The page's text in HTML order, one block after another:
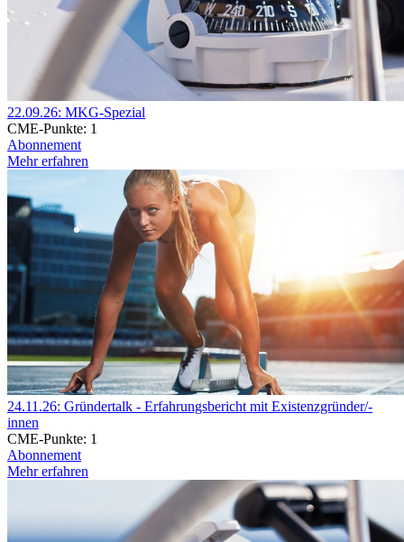
22.09.26: MKG-Spezial
CME-Punkte: 1
Abonnement
Mehr erfahren
24.11.26: Gründertalk - Erfahrungsbericht mit Existenzgründer/-
innen
CME-Punkte: 1
Abonnement
Mehr erfahren